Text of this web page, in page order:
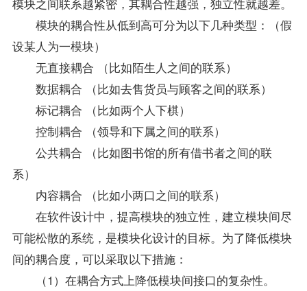
模块的耦合性从低到高可分为以下几种类型：（假
设某人为一模块）
无直接耦合 （比如陌生人之间的联系）
数据耦合 （比如去售货员与顾客之间的联系）
标记耦合 （比如两个人下棋）
控制耦合 （领导和下属之间的联系）
公共耦合 （比如图书馆的所有借书者之间的联
系）
内容耦合 （比如小两口之间的联系）
在软件设计中，提高模块的独立性，建立模块间尽
可能松散的系统，是模块化设计的目标。为了降低模块
间的耦合度，可以采取以下措施：
（1）在耦合方式上降低模块间接口的复杂性。